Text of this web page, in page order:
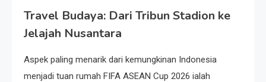
Travel Budaya: Dari Tribun Stadion ke
Jelajah Nusantara
Aspek paling menarik dari kemungkinan Indonesia
menjadi tuan rumah FIFA ASEAN Cup 2026 ialah